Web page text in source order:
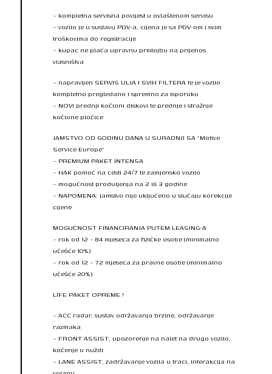
– kompletna servisna povijest u ovlaštenom servisu
– vozilo je u sustavu PDV-a, cijena je sa PDV-om i svim
troškovima do registracije
– kupac ne plaća upravnu pristojbu na prijenos
vlasništva
– napravljen SERVIS ULJA I SVIH FILTERA te je vozilo
kompletno pregledano i spremno za isporuku
– NOVI prednji kočioni diskovi te prednje i stražnje
kočione pločice
JAMSTVO OD GODINU DANA U SURADNJI SA “Motive
Service Europe”
– PREMIUM PAKET INTENSA
– HAK pomoć na cesti 24/7 te zamjensko vozilo
– mogućnost produljenja na 2 ili 3 godine
– NAPOMENA: jamstvo nije uključeno u slučaju korekcije
cijene
MOGUĆNOST FINANCIRANJA PUTEM LEASING-A
– rok od 12 – 84 mjeseca za fizičke osobe (minimalno
učešće 10%)
– rok od 12 – 72 mjeseca za pravne osobe (minimalno
učešće 20%)
LIFE PAKET OPREME !
– ACC radar, sustav održavanja brzine, održavanje
razmaka
– FRONT ASSIST, upozorenje na nalet na drugo vozilo,
kočenje u nuždi
– LANE ASSIST, zadržavanje vozila u traci, interakcija na